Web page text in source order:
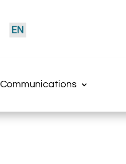
EN
Communications